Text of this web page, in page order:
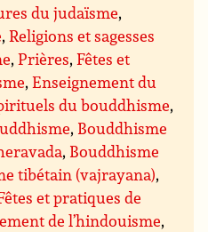
du judaïsme,
,Religions et sagesses
,Prières,Fêtes et
,Enseignement du
du bouddhisme,
, Bouddhisme
, Bouddhisme
tibétain (vajrayana),
et pratiques de
de l’hindouisme,